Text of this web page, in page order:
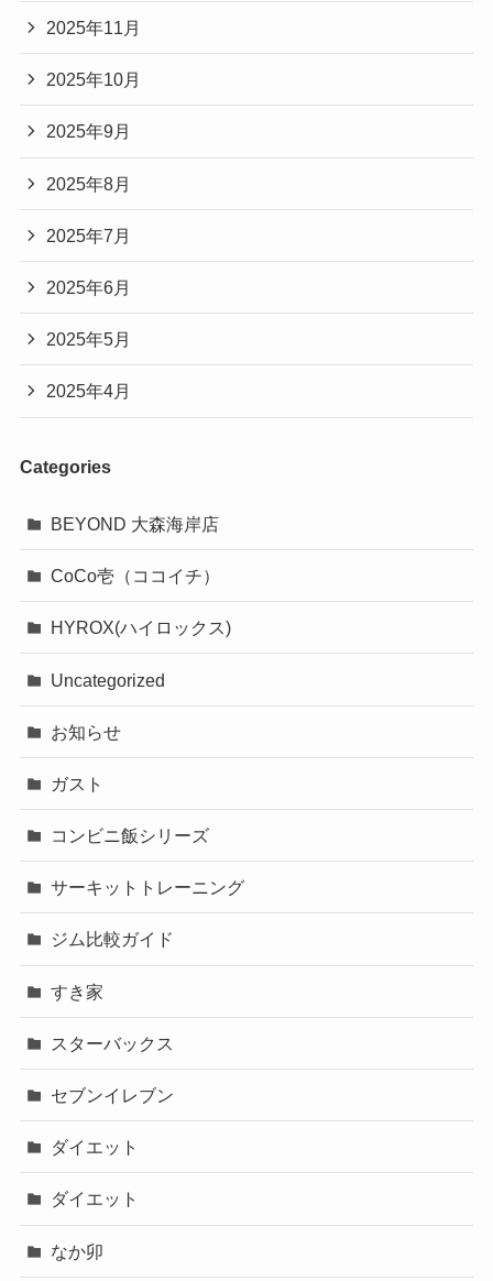
2025年11月
2025年10月
2025年9月
2025年8月
2025年7月
2025年6月
2025年5月
2025年4月
Categories
BEYOND 大森海岸店
CoCo壱（ココイチ）
HYROX(ハイロックス)
Uncategorized
お知らせ
ガスト
コンビニ飯シリーズ
サーキットトレーニング
ジム比較ガイド
すき家
スターバックス
セブンイレブン
ダイエット
ダイエット
なか卯